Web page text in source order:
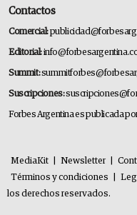
Contactos
Comercial:
Editorial:
Summit:
Suscripciones:
Forbes Argentina es publicada
MediaKit Newsletter
Términos y condiciones
los derechos reservados.